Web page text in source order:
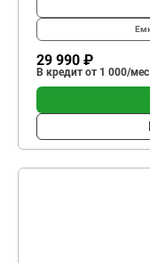
29 990 ₽
В кредит от 1 000/мес